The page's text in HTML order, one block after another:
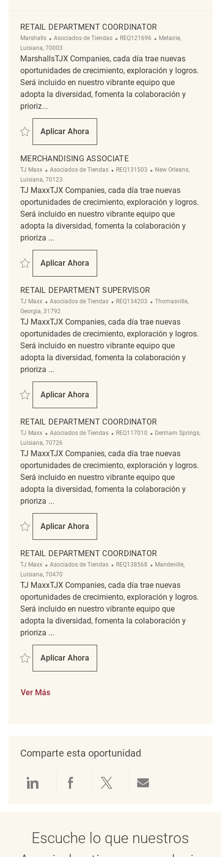
RETAIL DEPARTMENT COORDINATOR
Marshalls Categoría
Asociados de Tiendas ReqId
REQ121696 Ubicación
Metairie,
Luisiana, 70003
MarshallsTJX Companies, cada día trae nuevas
oportunidades de crecimiento, exploración y logros.
Será incluido en nuestro vibrante equipo que
adopta la diversidad, fomenta la colaboración y
prioriz...
Salvar Retail Department Coordinator REQ121696
Aplicar Ahora
Retail Department Coordinator
MERCHANDISING ASSOCIATE
TJ Maxx Categoría
Asociados de Tiendas ReqId
REQ131503 Ubicación
New Orleans,
Luisiana, 70123
TJ MaxxTJX Companies, cada día trae nuevas
oportunidades de crecimiento, exploración y logros.
Será incluido en nuestro vibrante equipo que
adopta la diversidad, fomenta la colaboración y
prioriza ...
Salvar merchandising associate REQ131503
Aplicar Ahora
Merchandising Associate
RETAIL DEPARTMENT SUPERVISOR
TJ Maxx Categoría
Asociados de Tiendas ReqId
REQ134203 Ubicación
Thomasville,
Georgia, 31792
TJ MaxxTJX Companies, cada día trae nuevas
oportunidades de crecimiento, exploración y logros.
Será incluido en nuestro vibrante equipo que
adopta la diversidad, fomenta la colaboración y
prioriza ...
Salvar Retail Department Supervisor REQ134203
Aplicar Ahora
Retail Department Supervisor
RETAIL DEPARTMENT COORDINATOR
TJ Maxx Categoría
Asociados de Tiendas ReqId
REQ117010 Ubicación
Denham Springs,
Luisiana, 70726
TJ MaxxTJX Companies, cada día trae nuevas
oportunidades de crecimiento, exploración y logros.
Será incluido en nuestro vibrante equipo que
adopta la diversidad, fomenta la colaboración y
prioriza ...
Salvar Retail Department Coordinator REQ117010
Aplicar Ahora
Retail Department Coordinator
RETAIL DEPARTMENT COORDINATOR
TJ Maxx Categoría
Asociados de Tiendas ReqId
REQ138568 Ubicación
Mandeville,
Luisiana, 70470
TJ MaxxTJX Companies, cada día trae nuevas
oportunidades de crecimiento, exploración y logros.
Será incluido en nuestro vibrante equipo que
adopta la diversidad, fomenta la colaboración y
prioriza ...
Salvar Retail Department Coordinator REQ138568
Aplicar Ahora
Retail Department Coordinator
Ver Más
Comparte esta oportunidad
Compartir a través de LinkedIn
Compartir a través de
Compartir a través
Escuche lo que nuestros